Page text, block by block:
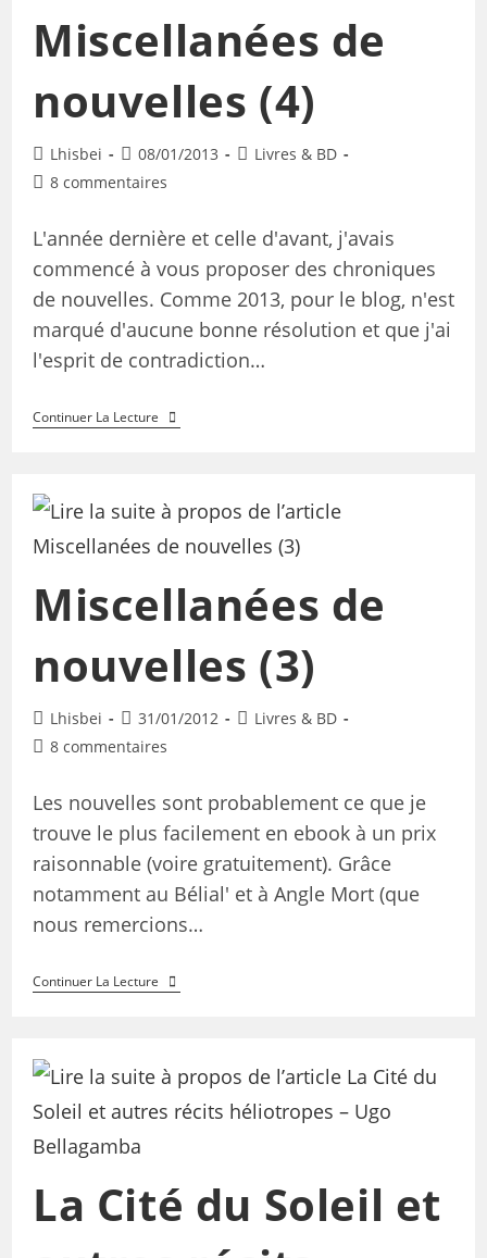
Miscellanées de
nouvelles (4)
Lhisbei 08/01/2013
Livres & BD
8 commentaires
L'année dernière et celle d'avant, j'avais
commencé à vous proposer des chroniques
de nouvelles. Comme 2013, pour le blog, n'est
marqué d'aucune bonne résolution et que j'ai
l'esprit de contradiction…
Continuer La Lecture
Miscellanées de
nouvelles (3)
Lhisbei 31/01/2012
Livres & BD
8 commentaires
Les nouvelles sont probablement ce que je
trouve le plus facilement en ebook à un prix
raisonnable (voire gratuitement). Grâce
notamment au Bélial' et à Angle Mort (que
nous remercions…
Continuer La Lecture
La Cité du Soleil et